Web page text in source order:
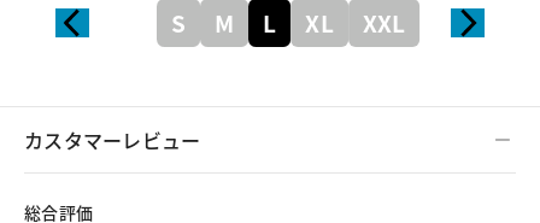
S M L XL XXL
カスタマーレビュー
総合評価